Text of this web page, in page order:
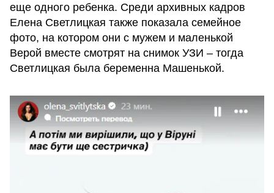
еще одного ребенка. Среди архивных кадров
Елена Светлицкая также показала семейное
фото, на котором они с мужем и маленькой
Верой вместе смотрят на снимок УЗИ – тогда
Светлицкая была беременна Машенькой.